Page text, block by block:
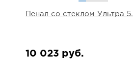
Пенал со стеклом Ультра 5.1
10 023 руб.